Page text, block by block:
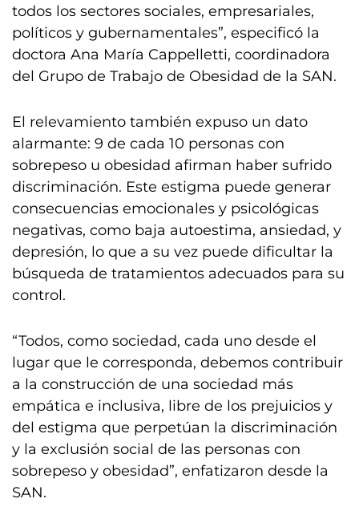
todos los sectores sociales, empresariales,
políticos y gubernamentales”, especificó la
doctora Ana María Cappelletti, coordinadora
del Grupo de Trabajo de Obesidad de la SAN.
El relevamiento también expuso un dato
alarmante: 9 de cada 10 personas con
sobrepeso u obesidad afirman haber sufrido
discriminación. Este estigma puede generar
consecuencias emocionales y psicológicas
negativas, como baja autoestima, ansiedad, y
depresión, lo que a su vez puede dificultar la
búsqueda de tratamientos adecuados para su
control.
“Todos, como sociedad, cada uno desde el
lugar que le corresponda, debemos contribuir
a la construcción de una sociedad más
empática e inclusiva, libre de los prejuicios y
del estigma que perpetúan la discriminación
y la exclusión social de las personas con
sobrepeso y obesidad”, enfatizaron desde la
SAN.